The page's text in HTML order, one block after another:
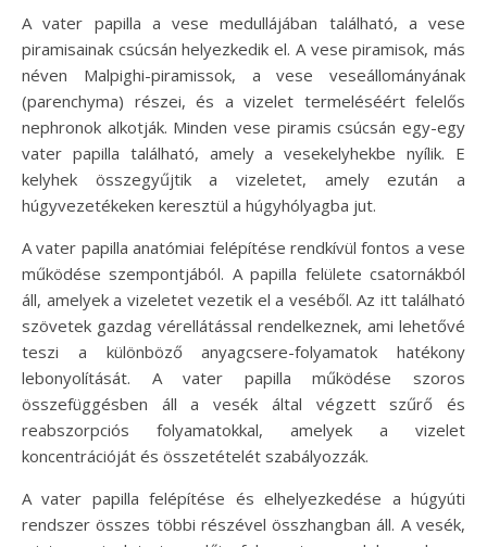
A vater papilla a vese medullájában található, a vese
piramisainak csúcsán helyezkedik el. A vese piramisok, más
néven Malpighi-piramissok, a vese veseállományának
(parenchyma) részei, és a vizelet termeléséért felelős
nephronok alkotják. Minden vese piramis csúcsán egy-egy
vater papilla található, amely a vesekelyhekbe nyílik. E
kelyhek összegyűjtik a vizeletet, amely ezután a
húgyvezetékeken keresztül a húgyhólyagba jut.
A vater papilla anatómiai felépítése rendkívül fontos a vese
működése szempontjából. A papilla felülete csatornákból
áll, amelyek a vizeletet vezetik el a veséből. Az itt található
szövetek gazdag vérellátással rendelkeznek, ami lehetővé
teszi a különböző anyagcsere-folyamatok hatékony
lebonyolítását. A vater papilla működése szoros
összefüggésben áll a vesék által végzett szűrő és
reabszorpciós folyamatokkal, amelyek a vizelet
koncentrációját és összetételét szabályozzák.
A vater papilla felépítése és elhelyezkedése a húgyúti
rendszer összes többi részével összhangban áll. A vesék,